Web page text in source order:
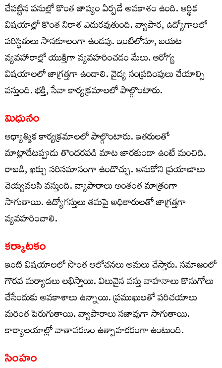
చేపట్టిన పనుల్లో కొంత జాప్యం ఏర్పడే అవకాశం ఉంది. ఆర్థిక
విషయాల్లో కొంత నిరాశ ఎదురవుతుంది. వ్యాపార, ఉద్యోగాలలో
పరిస్థితులు సానకూలంగా ఉండవు. ఇంటిలోనూ, బయట
వ్యవహారాల్లో యుక్తిగా వ్యవహరించడం మేలు. ఆరోగ్య
విషయాలలో జాగ్రత్తగా ఉండాలి. వైద్య సంప్రదింపులు చేయాల్సి
వస్తుంది. భక్తి, సేవా కార్యక్రమాలలో పాల్గొంటారు.
మిధునం
ఆధ్యాత్మిక కార్యక్రమాలలో పాల్గొంటారు. ఇతరులతో
మాట్లాడేటప్పుడు తొందరపడి మాట జారకుండా ఉంటే మంచిది.
రాబడి, ఖర్చు సరిసమానంగా ఉండొచ్చు. అనుకోని ప్రయాణాలు
చెయ్యవలసి వస్తుంది. వ్యాపారాలు అంతంత మాత్రంగా
సాగుతాయి. ఉద్యోగస్తులు తమపై అధికారులతో జాగ్రత్తగా
వ్యవహరించాలి.
కర్కాటకం
ఇంటి విషయాలలో సొంత ఆలోచనలు అమలు చేస్తారు. సమాజంలో
గౌరవ మర్యాదలు లభిస్తాయి. విలువైన వస్తు వాహనాలు కొనుగోలు
చేసేందుకు అవకాశాలు ఉన్నాయి. ప్రముఖులతో పరిచయాలు
మరింత పెరుగుతాయి. వ్యాపారాలు సజావుగా సాగుతాయి.
కార్యాలయాల్లో వాతావరణం ఉత్సాహకరంగా ఉంటుంది.
సింహం